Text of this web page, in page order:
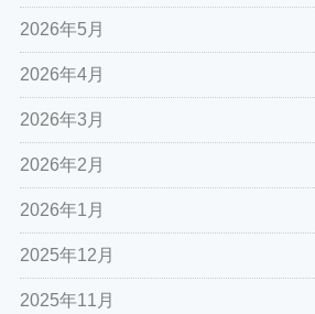
2026年5月
2026年4月
2026年3月
2026年2月
2026年1月
2025年12月
2025年11月